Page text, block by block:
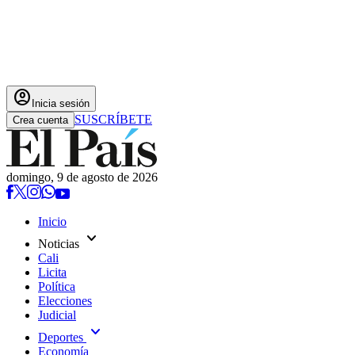
account_circle Inicia sesión
Crea cuenta SUSCRÍBETE
domingo, 9 de agosto de 2026
Inicio
Noticias expand_more
Cali
Licita
Política
Elecciones
Judicial
Deportes expand_more
Economía